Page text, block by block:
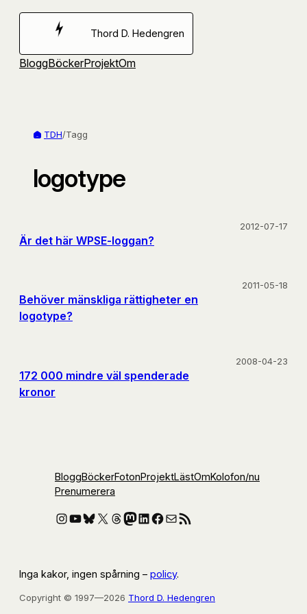
Hoppa
Thord D. Hedengren
BloggBöckerProjektOm
TDH/Tagg
logotype
Är det här WPSE-loggan?
2012-07-17
Behöver mänskliga rättigheter en
logotype?
2011-05-18
172 000 mindre väl spenderade
kronor
2008-04-23
BloggBöckerFotonProjektLästOmKolofon/nu
Prenumerera
Instagram
YouTube
Bluesky
X Threads
Mastodon
LinkedIn
Facebook
E-postRSS-flöde
Inga kakor, ingen spårning – policy.
Copyright © 1997—2026 Thord D. Hedengren